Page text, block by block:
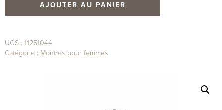
AJOUTER AU PANIER
UGS : 11251044
Catégorie : Montres pour femmes